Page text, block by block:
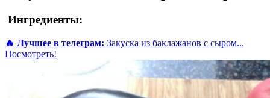
Ингредиенты:
🔥 Лучшее в телеграм: Закуска из баклажанов с сыром...
Посмотреть!